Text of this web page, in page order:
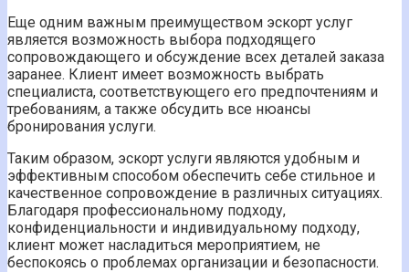
Еще одним важным преимуществом эскорт услуг
является возможность выбора подходящего
сопровождающего и обсуждение всех деталей заказа
заранее. Клиент имеет возможность выбрать
специалиста, соответствующего его предпочтениям и
требованиям, а также обсудить все нюансы
бронирования услуги.
Таким образом, эскорт услуги являются удобным и
эффективным способом обеспечить себе стильное и
качественное сопровождение в различных ситуациях.
Благодаря профессиональному подходу,
конфиденциальности и индивидуальному подходу,
клиент может насладиться мероприятием, не
беспокоясь о проблемах организации и безопасности.